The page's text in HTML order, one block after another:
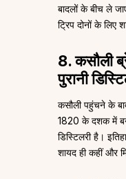
बादलों के बीच ले
ट्रिप दोनों के लिए
8. कसौली
पुरानी
कसौली पहुंचने के
1820 के दशक में
डिस्टिलरी है।
शायद ही कहीं और